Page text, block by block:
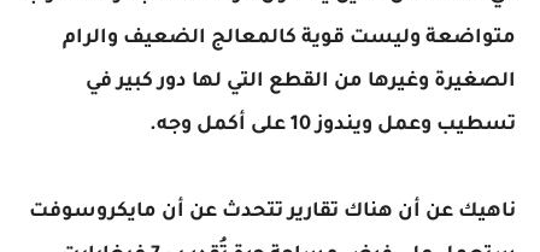
متواضعة وليست قوية كالمعالج الضعيف والرام
الصغيرة وغيرها من القطع التي لها دور كبير في
تسطيب وعمل ويندوز 10 على أكمل وجه.
ناهيك عن أن هناك تقارير تتحدث عن أن مايكروسوفت